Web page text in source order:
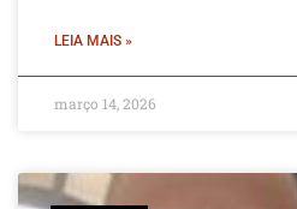
LEIA MAIS »
março 14, 2026